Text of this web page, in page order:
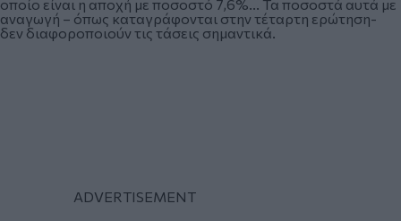
οποίο είναι η αποχή με ποσοστό 7,6%... Τα ποσοστά αυτά με
αναγωγή – όπως καταγράφονται στην τέταρτη ερώτηση-
δεν διαφοροποιούν τις τάσεις σημαντικά.